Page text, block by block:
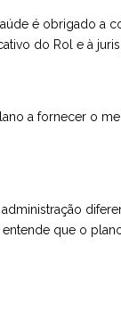
é obrigado a
do Rol e à
a fornecer o
que o